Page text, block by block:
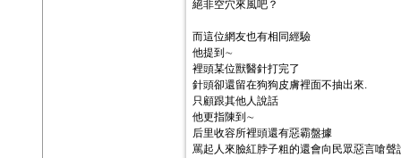
絕非空穴來風吧？
而這位網友也有相同經驗
他提到∼
裡頭某位獸醫針打完了
針頭卻還留在狗狗皮膚裡面不抽出來.
只顧跟其他人說話
他更指陳到∼
后里收容所裡頭還有惡霸盤據
罵起人來臉紅脖子粗的還會向民眾惡言嗆聲